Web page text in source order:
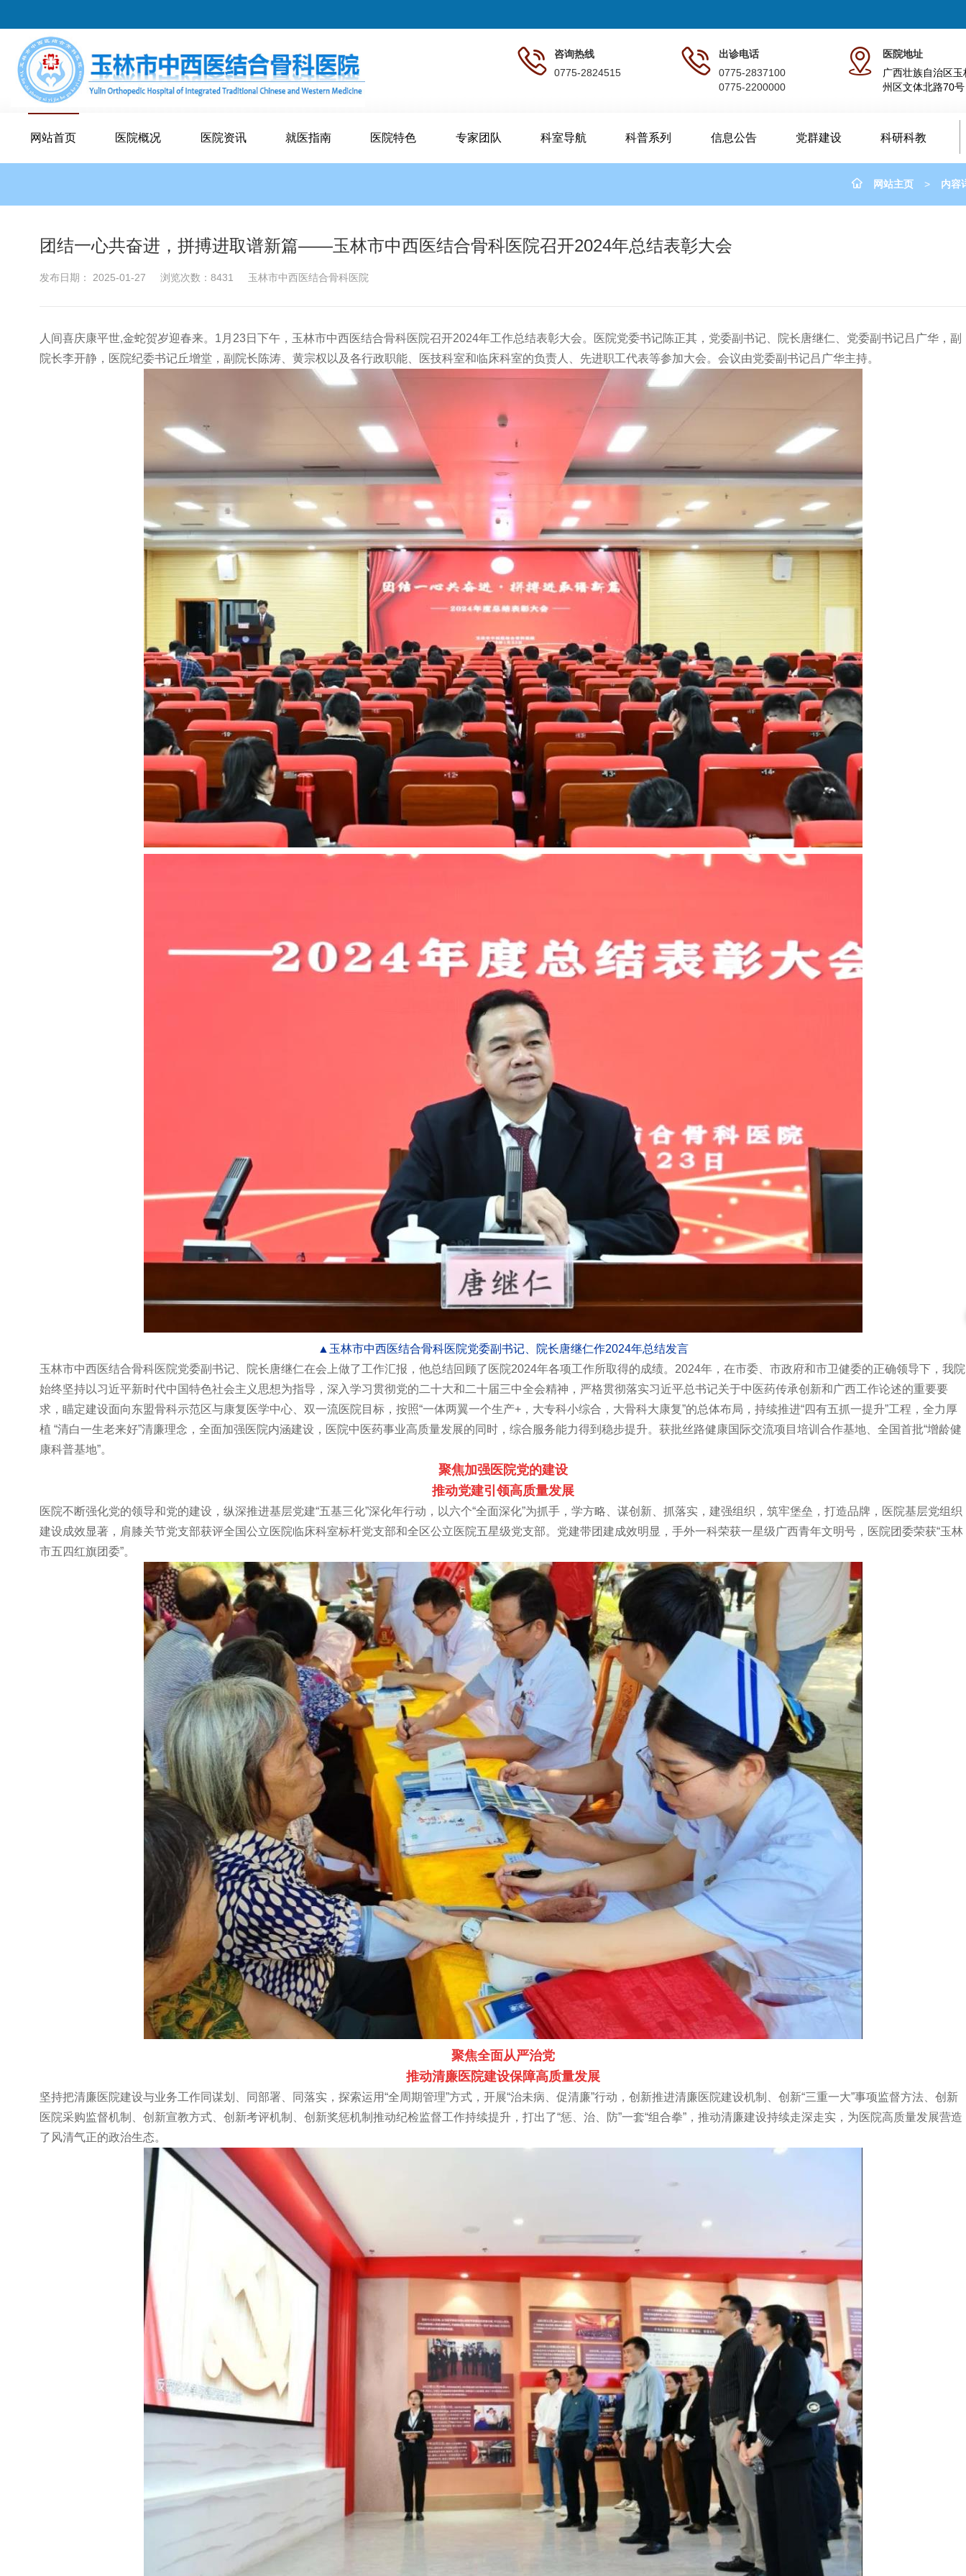
咨询热线
0775-2824515
出诊电话
0775-2837100
0775-2200000
医院地址
广西壮族自治区玉
州区文体北路70号
网站首页 医院概况 医院资讯 就医指南 医院特色 专家团队 科室导航 科普系列 信息公告 党群建设 科研科教
网站主页 > 内容
团结一心共奋进，拼搏进取谱新篇——玉林市中西医结合骨科医院召开2024年总结表彰大会
发布日期： 2025-01-27 浏览次数：8431 玉林市中西医结合骨科医院
人间喜庆康平世,金蛇贺岁迎春来。1月23日下午，玉林市中西医结合骨科医院召开2024年工作总结表彰大会。医院党委书记陈正其，党委副书记、院长唐继仁、党委副书记吕广华，副
院长李开静，医院纪委书记丘增堂，副院长陈涛、黄宗权以及各行政职能、医技科室和临床科室的负责人、先进职工代表等参加大会。会议由党委副书记吕广华主持。
▲玉林市中西医结合骨科医院党委副书记、院长唐继仁作2024年总结发言
玉林市中西医结合骨科医院党委副书记、院长唐继仁在会上做了工作汇报，他总结回顾了医院2024年各项工作所取得的成绩。2024年，在市委、市政府和市卫健委的正确领导下，我院
始终坚持以习近平新时代中国特色社会主义思想为指导，深入学习贯彻党的二十大和二十届三中全会精神，严格贯彻落实习近平总书记关于中医药传承创新和广西工作论述的重要要
求，瞄定建设面向东盟骨科示范区与康复医学中心、双一流医院目标，按照“一体两翼一个生产+，大专科小综合，大骨科大康复”的总体布局，持续推进“四有五抓一提升”工程，全力厚
植 “清白一生老来好”清廉理念，全面加强医院内涵建设，医院中医药事业高质量发展的同时，综合服务能力得到稳步提升。获批丝路健康国际交流项目培训合作基地、全国首批“增龄健
康科普基地”。
聚焦加强医院党的建设
推动党建引领高质量发展
医院不断强化党的领导和党的建设，纵深推进基层党建“五基三化”深化年行动，以六个“全面深化”为抓手，学方略、谋创新、抓落实，建强组织，筑牢堡垒，打造品牌，医院基层党组织
建设成效显著，肩膝关节党支部获评全国公立医院临床科室标杆党支部和全区公立医院五星级党支部。党建带团建成效明显，手外一科荣获一星级广西青年文明号，医院团委荣获“玉林
市五四红旗团委”。
聚焦全面从严治党
推动清廉医院建设保障高质量发展
坚持把清廉医院建设与业务工作同谋划、同部署、同落实，探索运用“全周期管理”方式，开展“治未病、促清廉”行动，创新推进清廉医院建设机制、创新“三重一大”事项监督方法、创新
医院采购监督机制、创新宣教方式、创新考评机制、创新奖惩机制推动纪检监督工作持续提升，打出了“惩、治、防”一套“组合拳”，推动清廉建设持续走深走实，为医院高质量发展营造
了风清气正的政治生态。